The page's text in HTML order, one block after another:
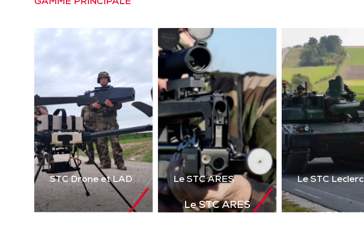
mitrailleuses. Basé sur
virtuelle) du poste de tir
de l’Akeron MP. Permet
le tir en vue directe et
indirecte sur cibles
instrumentées.
Télécharger la
plaquette
STC Drone et LAD Le STC ARES
Le STC ARES
Le STC Leclerc